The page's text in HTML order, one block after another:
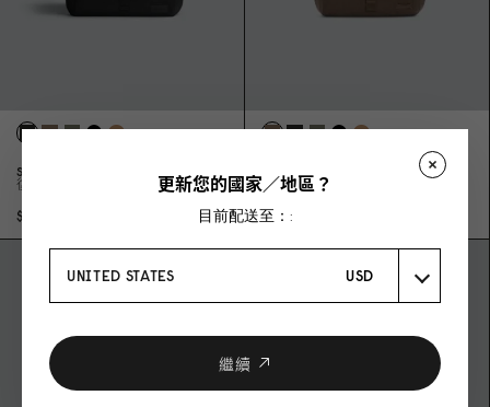
SPLÄSH MESSENGER - 14"
復古黑
$3,19
SPLÄSH MESSENGER - 14"
復古棕
$3,19 0
更新您的國家／地區？
目前配送至：:
UNITED STATES USD
繼續